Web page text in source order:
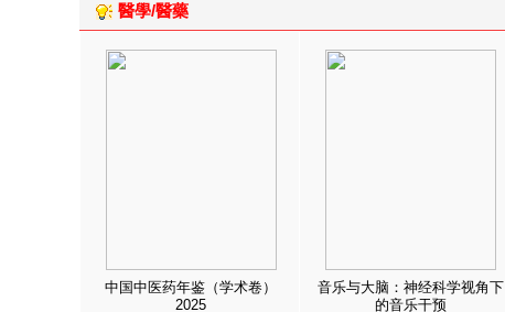
醫學/醫藥
中国中医药年鉴（学术卷）
2025
音乐与大脑：神经科学视角下
的音乐干预